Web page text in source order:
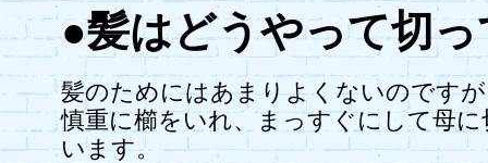
●髪はどうやって切
髪のためにはあまりよくないのです
慎重に櫛をいれ、まっすぐにして母
います。